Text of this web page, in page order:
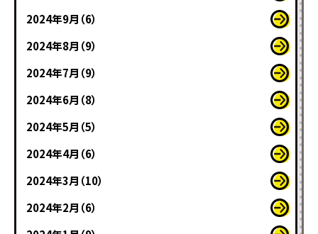
2024年9月（6）
2024年8月（9）
2024年7月（9）
2024年6月（8）
2024年5月（5）
2024年4月（6）
2024年3月（10）
2024年2月（6）